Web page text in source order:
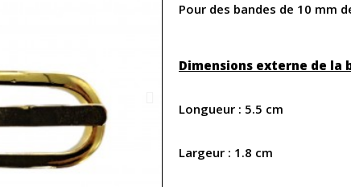
Pour des bandes de 10 mm
Dimensions externe de la
Longueur : 5.5 cm
Largeur : 1.8 cm